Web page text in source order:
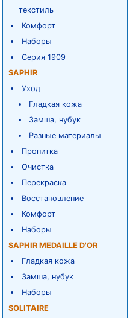
текстиль
Комфорт
Наборы
Серия 1909
SAPHIR
Уход
Гладкая кожа
Замша, нубук
Разные материалы
Пропитка
Очистка
Перекраска
Восстановление
Комфорт
Наборы
SAPHIR MEDAILLE D'OR
Гладкая кожа
Замша, нубук
Наборы
SOLITAIRE